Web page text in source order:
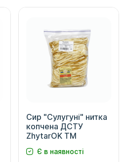
Сир "Сулугуні" нитка
копчена ДСТУ
ZhytarOK TM
Є в наявності